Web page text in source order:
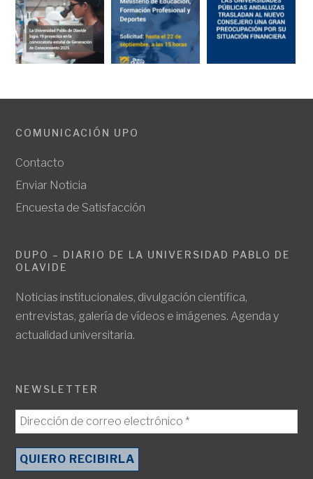
COMUNICACIÓN UPO
Contacto
Enviar Noticia
Encuesta de Satisfacción
DUPO – DIARIO DE LA UNIVERSIDAD PABLO DE
OLAVIDE
Noticias institucionales, divulgación científica,
entrevistas, galería de vídeos e imágenes. Agenda y
actualidad universitaria.
NEWSLETTER